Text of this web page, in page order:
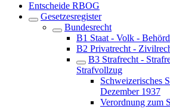
Entscheide RBOG
Gesetzesregister
Bundesrecht
B1 Staat - Volk -
B2 Privatrecht -
B3 Strafrecht -
Strafvollzug
Schweizerisches
Dezember 1937
Verordnung zum